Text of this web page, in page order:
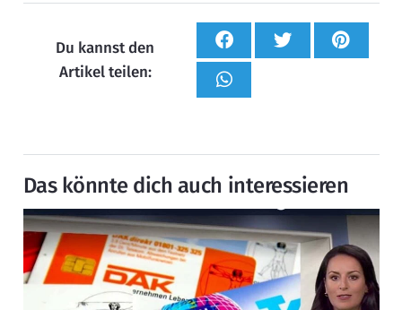
Du kannst den
Artikel teilen:
Das könnte dich auch interessieren